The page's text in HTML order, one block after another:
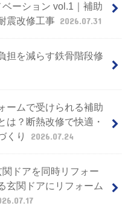
ーション vol.1｜補助
震改修工事 2026.07.31
担を減らす鉄骨階段修
ームで受けられる補助
は？断熱改修で快適・
くり
2026.07.24
ドアを同時リフォー
関ドアにリフォーム